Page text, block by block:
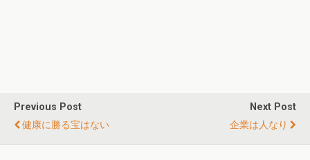
Previous Post
健康に勝る宝はない
Next Post
企業は人なり